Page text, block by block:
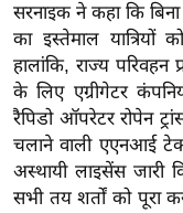
न्यू
ज
ब्री
फ
म
नो
रं
सरनाइक ने कहा कि
का इस्तेमाल
हालांकि, राज्य परिवहन
के लिए एग्रीगेटर
रैपिडो ऑपरेटर रोपेन
चलाने वाली एएनआई
अस्थायी लाइसेंस जारी
सभी तय शर्तों को पूरा